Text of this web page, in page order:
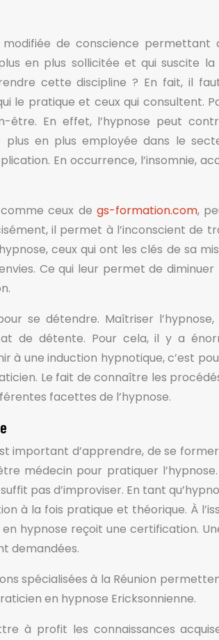
de conscience permettant
en plus sollicitée et qui suscite la
cette discipline ? En fait, il
le pratique et ceux qui consultent.
En effet, l’hypnose peut
en plus employée dans le
En occurrence, l’insomnie,
ceux de gs-formation.com,
il permet à l’inconscient de
ceux qui ont les clés de sa
Ce qui leur permet de diminuer
se détendre. Maîtriser l’hypnose,
de détente. Pour cela, il y a
à une induction hypnotique, c’est
Le fait de connaître les
facettes de l’hypnose.
important d’apprendre, de se
médecin pour pratiquer
pas d’improviser. En tant
à la fois pratique et théorique. À
hypnose reçoit une certification.
demandées.
spécialisées à la Réunion
en hypnose Ericksonnienne.
à profit les connaissances